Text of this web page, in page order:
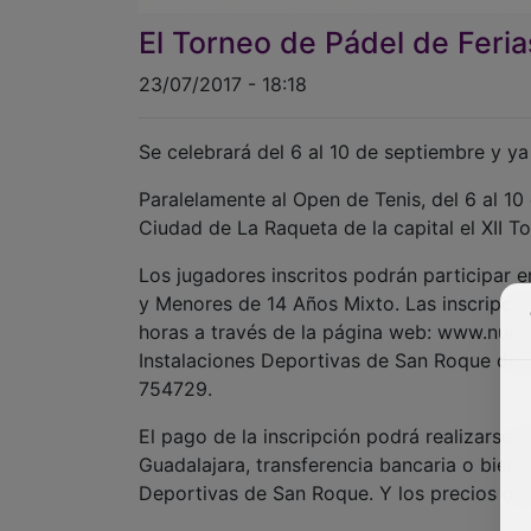
El Torneo de Pádel de
23/07/2017 - 18:18
Se celebrará del 6 al 10 de septiembre y
Paralelamente al Open de Tenis, del 6 al
Ciudad de La Raqueta de la capital el XII
Los jugadores inscritos podrán participar
y Menores de 14 Años Mixto. Las
horas a través de la página web:
Instalaciones Deportivas de San Roque
754729.
El pago de la inscripción podrá realizarse
Guadalajara, transferencia bancaria o bien
Deportivas de San Roque. Y los precios